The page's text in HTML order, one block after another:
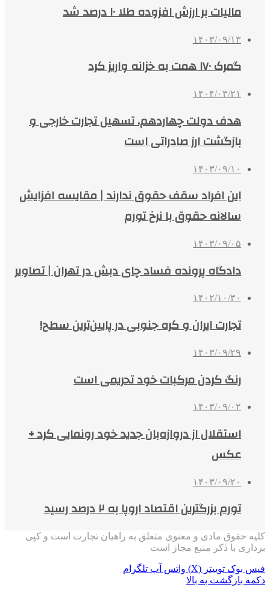
مالیات بر ارزش افزوده طلا ۱۰ درصد شد
۱۴۰۳/۰۹/۱۳
گمرک ۱۷۰ همت به خزانه واریز کرد
۱۴۰۴/۰۳/۲۱
هدف دولت چهاردهم، تسهیل تجارت خارجی و
بازگشت ارز صادراتی است
۱۴۰۳/۰۹/۱۰
این افراد سقف حقوق ندارند | مقایسه افزایش
سالانه حقوق با نرخ تورم
۱۴۰۳/۰۹/۰۵
دادگاه پرونده فساد چای دبش در تهران | تصاویر
۱۴۰۲/۱۰/۳۰
تجارت ایران و کره جنوبی در پایین‌ترین سطح!
۱۴۰۳/۰۹/۲۹
رنگ کردن مرکبات خود تحریمی است
۱۴۰۳/۰۹/۰۲
استقلال از دروازه‌بان جدید خود رونمایی کرد +
عکس
۱۴۰۳/۰۹/۲۰
تورم بزرگترین اقتصاد اروپا به ۲ درصد رسید
کلیه حقوق مادی و معنوی متعلق به راهیان تجارت است و کپی
برداری با ذکر منبع مجاز است
فیس بوک توییتر (X) واتس آپ تلگرام
دکمه بازگشت به بالا